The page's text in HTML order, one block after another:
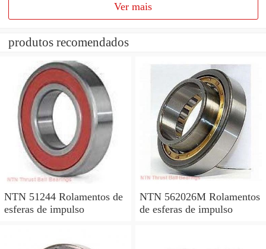
Ver mais
produtos recomendados
NTN 51244 Rolamentos de
esferas de impulso
NTN 562026M Rolamentos
de esferas de impulso